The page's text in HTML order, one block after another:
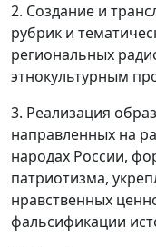
2. Создание и
рубрик и
региональных
этнокультурным
3. Реализация
направленных на
народах России,
патриотизма,
нравственных
фальсификации